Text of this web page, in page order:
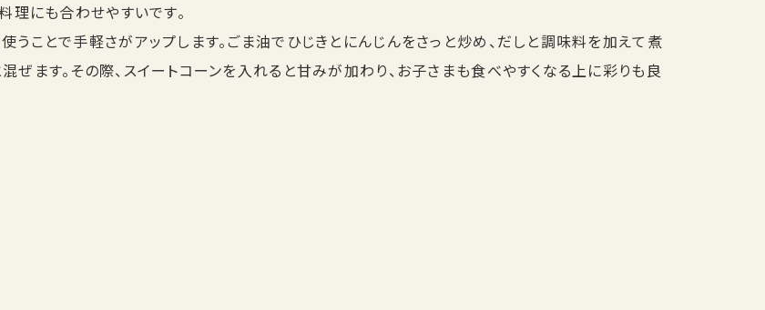
理にも合わせやすいです。
うことで手軽さがアップします。ごま油でひじきとにんじんをさっと炒め、だしと調味料を加えて煮
ぜます。その際、スイートコーンを入れると甘みが加わり、お子さまも食べやすくなる上に彩りも良